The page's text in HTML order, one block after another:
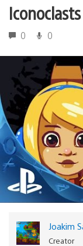
0 0
Joakim
Creator